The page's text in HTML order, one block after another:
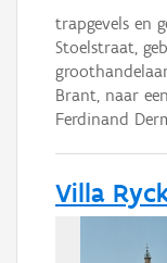
trapgevels en
Stoelstraat,
Brant, naar
Ferdinand
Villa